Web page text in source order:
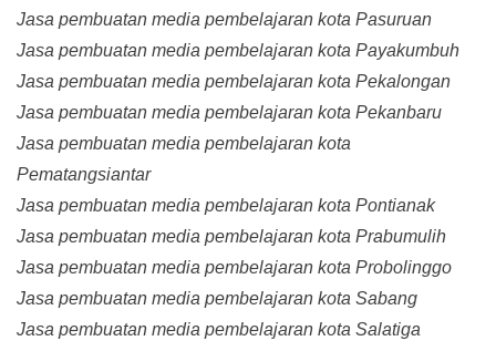
Jasa pembuatan media pembelajaran kota Pasuruan
Jasa pembuatan media pembelajaran kota Payakumbuh
Jasa pembuatan media pembelajaran kota Pekalongan
Jasa pembuatan media pembelajaran kota Pekanbaru
Jasa pembuatan media pembelajaran kota
Pematangsiantar
Jasa pembuatan media pembelajaran kota Pontianak
Jasa pembuatan media pembelajaran kota Prabumulih
Jasa pembuatan media pembelajaran kota Probolinggo
Jasa pembuatan media pembelajaran kota Sabang
Jasa pembuatan media pembelajaran kota Salatiga